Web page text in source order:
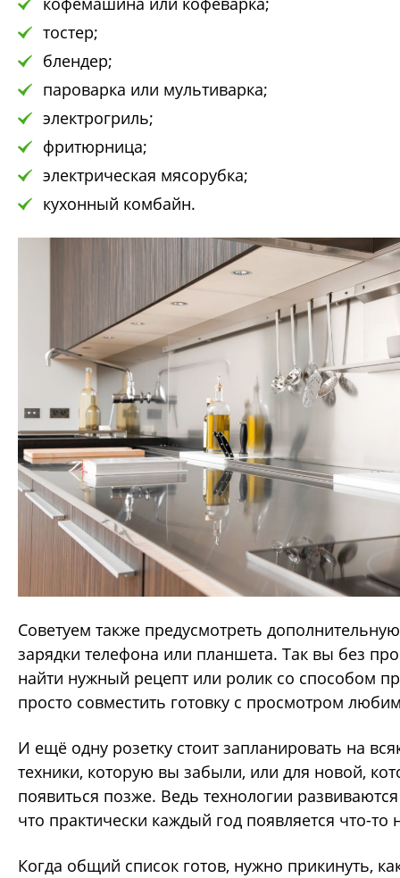
тостер;
блендер;
пароварка или мультиварка;
электрогриль;
фритюрница;
электрическая мясорубка;
кухонный комбайн.
Советуем также предусмотреть
зарядки телефона или планшета. Так вы без
найти нужный рецепт или ролик со способом
просто совместить готовку с просмотром
И ещё одну розетку стоит запланировать на
техники, которую вы забыли, или для новой,
появиться позже. Ведь технологии
что практически каждый год появляется что-то
Когда общий список готов, нужно прикинуть,